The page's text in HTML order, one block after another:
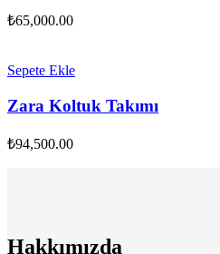
₺65,000.00
Sepete Ekle
Zara Koltuk Takımı
₺94,500.00
Hakkımızda